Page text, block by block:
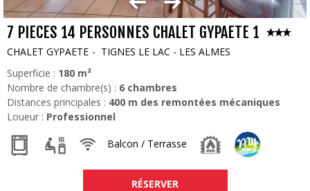
7 PIECES 14 PERSONNES CHALET GYPAETE 1
CHALET GYPAETE
TIGNES LE LAC - LES ALMES
Superficie : 180 m²
Nombre de chambre(s) : 6 chambres
Distances principales : 400 m des remontées mécaniques
Loueur : Professionnel
Balcon / Terrasse
RÉSERVER